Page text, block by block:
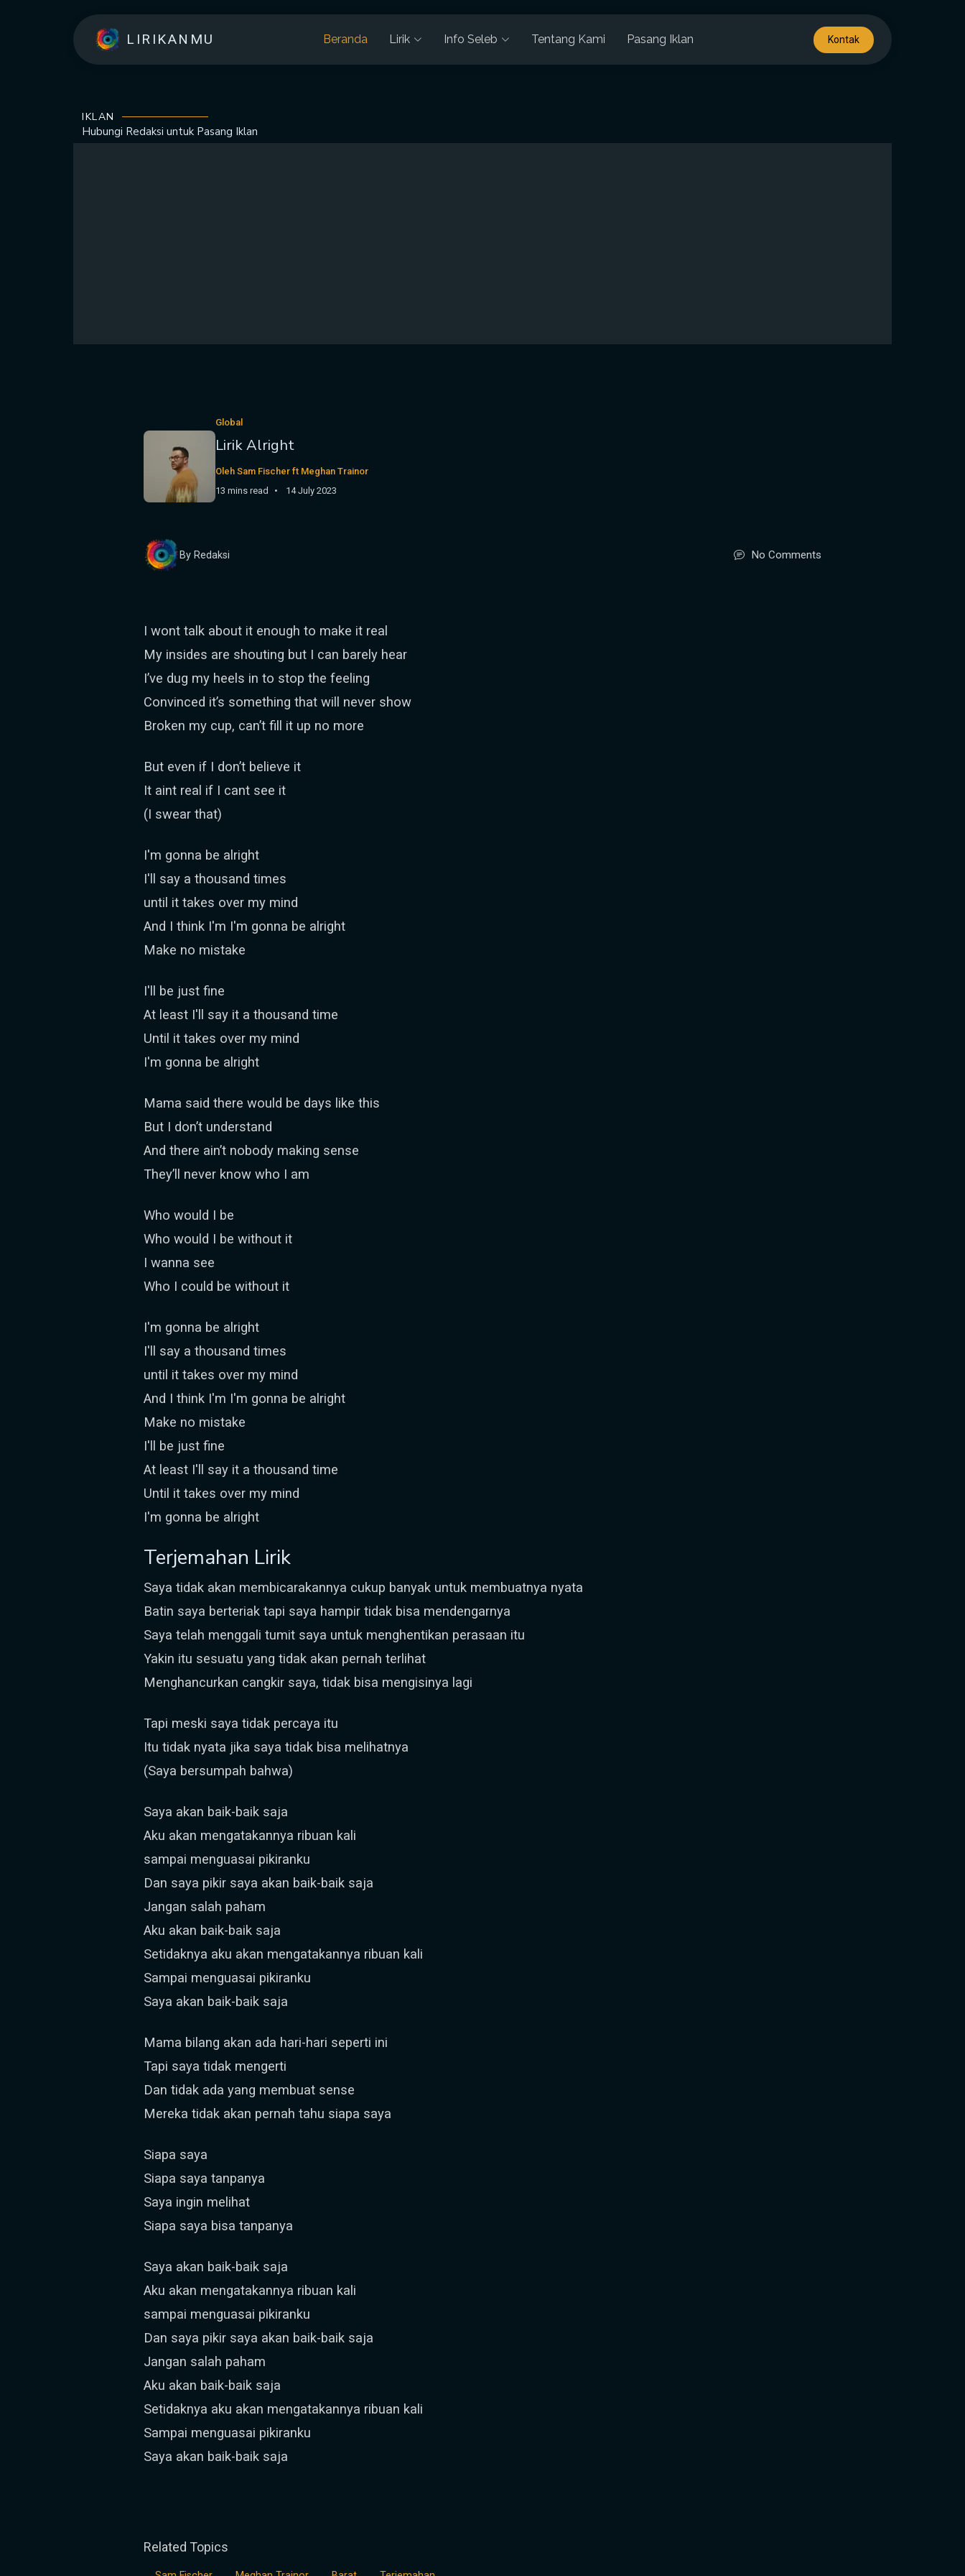
LIRIKANMU Beranda Lirik Info Seleb Tentang Kami Pasang Iklan Kontak
IKLAN
Hubungi Redaksi untuk Pasang Iklan
Global
Lirik Alright
Oleh Sam Fischer ft Meghan Trainor
13 mins read
14 July 2023
By Redaksi No Comments
I wont talk about it enough to make it real
My insides are shouting but I can barely hear
I’ve dug my heels in to stop the feeling
Convinced it’s something that will never show
Broken my cup, can’t fill it up no more
But even if I don’t believe it
It aint real if I cant see it
(I swear that)
I'm gonna be alright
I'll say a thousand times
until it takes over my mind
And I think I'm I'm gonna be alright
Make no mistake
I'll be just fine
At least I'll say it a thousand time
Until it takes over my mind
I'm gonna be alright
Mama said there would be days like this
But I don’t understand
And there ain’t nobody making sense
They’ll never know who I am
Who would I be
Who would I be without it
I wanna see
Who I could be without it
I'm gonna be alright
I'll say a thousand times
until it takes over my mind
And I think I'm I'm gonna be alright
Make no mistake
I'll be just fine
At least I'll say it a thousand time
Until it takes over my mind
I'm gonna be alright
Terjemahan Lirik
Saya tidak akan membicarakannya cukup banyak untuk membuatnya nyata
Batin saya berteriak tapi saya hampir tidak bisa mendengarnya
Saya telah menggali tumit saya untuk menghentikan perasaan itu
Yakin itu sesuatu yang tidak akan pernah terlihat
Menghancurkan cangkir saya, tidak bisa mengisinya lagi
Tapi meski saya tidak percaya itu
Itu tidak nyata jika saya tidak bisa melihatnya
(Saya bersumpah bahwa)
Saya akan baik-baik saja
Aku akan mengatakannya ribuan kali
sampai menguasai pikiranku
Dan saya pikir saya akan baik-baik saja
Jangan salah paham
Aku akan baik-baik saja
Setidaknya aku akan mengatakannya ribuan kali
Sampai menguasai pikiranku
Saya akan baik-baik saja
Mama bilang akan ada hari-hari seperti ini
Tapi saya tidak mengerti
Dan tidak ada yang membuat sense
Mereka tidak akan pernah tahu siapa saya
Siapa saya
Siapa saya tanpanya
Saya ingin melihat
Siapa saya bisa tanpanya
Saya akan baik-baik saja
Aku akan mengatakannya ribuan kali
sampai menguasai pikiranku
Dan saya pikir saya akan baik-baik saja
Jangan salah paham
Aku akan baik-baik saja
Setidaknya aku akan mengatakannya ribuan kali
Sampai menguasai pikiranku
Saya akan baik-baik saja
Related Topics